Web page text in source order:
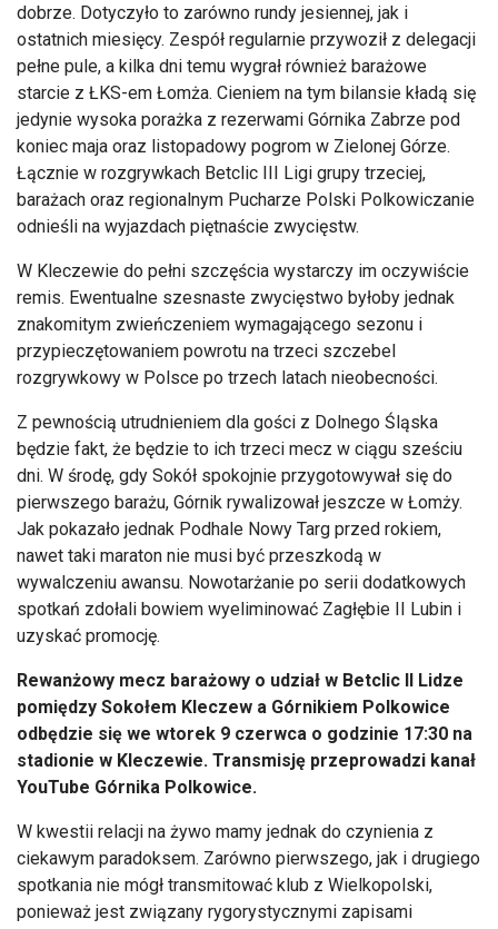
dobrze. Dotyczyło to zarówno rundy jesiennej, jak i
ostatnich miesięcy. Zespół regularnie przywoził z delegacji
pełne pule, a kilka dni temu wygrał również barażowe
starcie z ŁKS-em Łomża. Cieniem na tym bilansie kładą się
jedynie wysoka porażka z rezerwami Górnika Zabrze pod
koniec maja oraz listopadowy pogrom w Zielonej Górze.
Łącznie w rozgrywkach Betclic III Ligi grupy trzeciej,
barażach oraz regionalnym Pucharze Polski Polkowiczanie
odnieśli na wyjazdach piętnaście zwycięstw.
W Kleczewie do pełni szczęścia wystarczy im oczywiście
remis. Ewentualne szesnaste zwycięstwo byłoby jednak
znakomitym zwieńczeniem wymagającego sezonu i
przypieczętowaniem powrotu na trzeci szczebel
rozgrywkowy w Polsce po trzech latach nieobecności.
Z pewnością utrudnieniem dla gości z Dolnego Śląska
będzie fakt, że będzie to ich trzeci mecz w ciągu sześciu
dni. W środę, gdy Sokół spokojnie przygotowywał się do
pierwszego barażu, Górnik rywalizował jeszcze w Łomży.
Jak pokazało jednak Podhale Nowy Targ przed rokiem,
nawet taki maraton nie musi być przeszkodą w
wywalczeniu awansu. Nowotarżanie po serii dodatkowych
spotkań zdołali bowiem wyeliminować Zagłębie II Lubin i
uzyskać promocję.
Rewanżowy mecz barażowy o udział w Betclic II Lidze
pomiędzy Sokołem Kleczew a Górnikiem Polkowice
odbędzie się we wtorek 9 czerwca o godzinie 17:30 na
stadionie w Kleczewie. Transmisję przeprowadzi kanał
YouTube Górnika Polkowice.
W kwestii relacji na żywo mamy jednak do czynienia z
ciekawym paradoksem. Zarówno pierwszego, jak i drugiego
spotkania nie mógł transmitować klub z Wielkopolski,
ponieważ jest związany rygorystycznymi zapisami